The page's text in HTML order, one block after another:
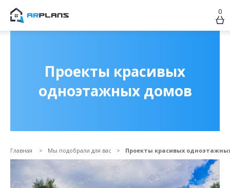
0
Проекты красивых
одноэтажных домов
Главная Мы подобрали для вас Проекты красивых
Продолжить покупки